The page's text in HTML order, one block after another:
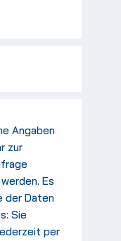
Angaben
zur
Es
der Daten
Sie
per